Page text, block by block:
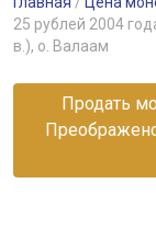
25 рублей 2004
в.), о. Валаам
Продать